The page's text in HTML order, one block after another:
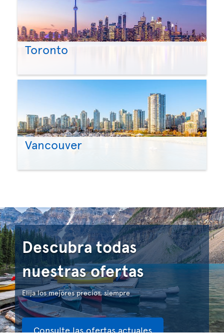
Toronto
Vancouver
Descubra todas
nuestras ofertas
Elija los mejores precios, siempre
Consulte las ofertas actuales